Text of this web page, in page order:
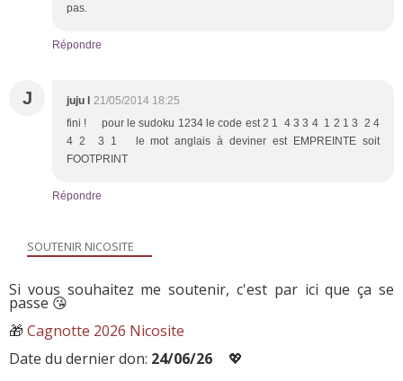
pas.
Répondre
J juju l 21/05/2014 18:25
fini ! pour le sudoku 1234 le code est 2 1 4 3 3 4 1 2 1 3 2 4
4 2 3 1 le mot anglais à deviner est EMPREINTE soit
FOOTPRINT
Répondre
SOUTENIR NICOSITE
Si vous souhaitez me soutenir, c'est par ici que ça se
passe 😘
🎁 Cagnotte 2026 Nicosite
Date du dernier don: 24/06/26 💖